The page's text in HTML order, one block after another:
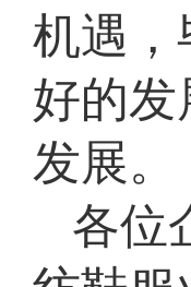
机遇，
好的发
发展。
各位